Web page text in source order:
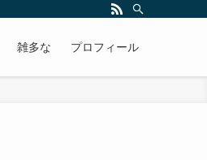
雑多な プロフィール